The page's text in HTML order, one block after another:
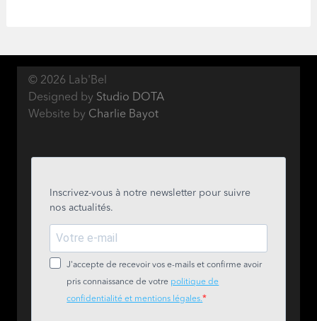
© 2026 Lab'Bel
Designed by Studio DOTA
Website by Charlie Bayot
Inscrivez-vous à notre newsletter pour suivre
nos actualités.
J'accepte de recevoir vos e-mails et confirme avoir
pris connaissance de votre politique de
confidentialité et mentions légales.